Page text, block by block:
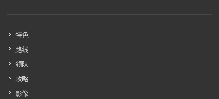
特色
路线
领队
攻略
影像